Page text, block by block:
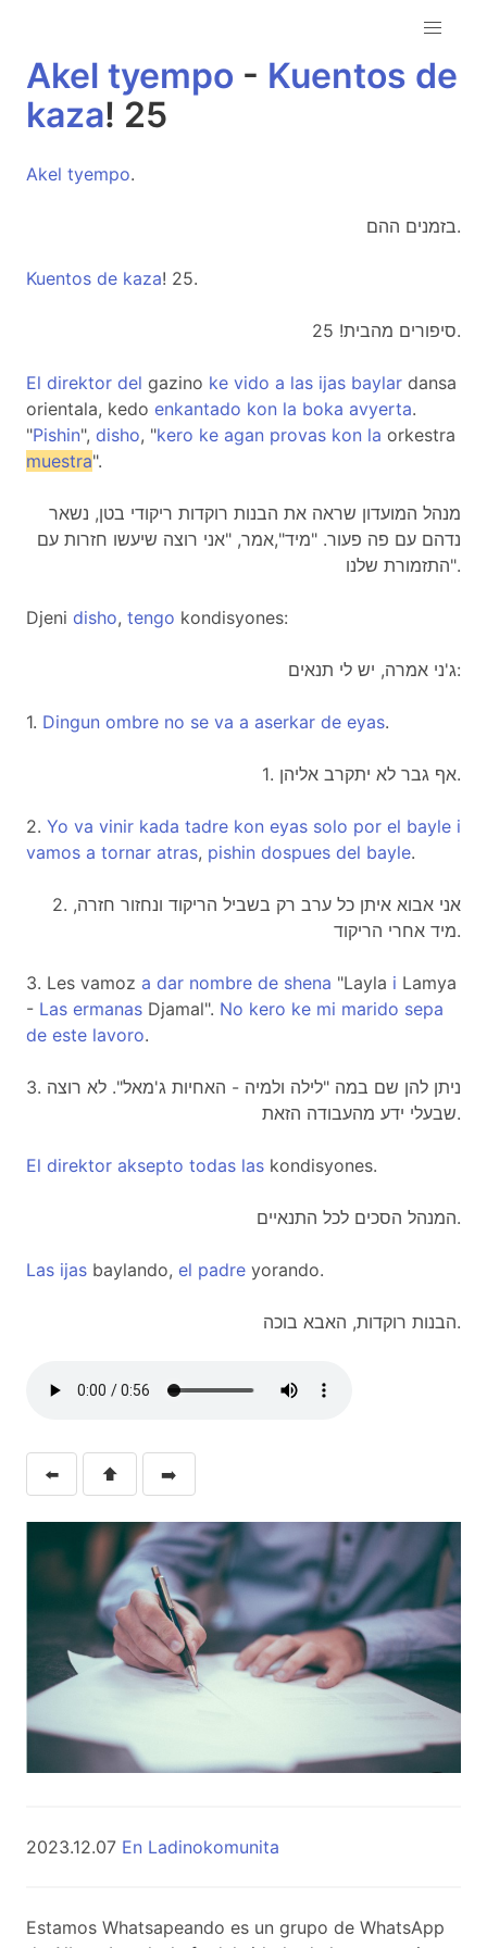
Akel tyempo - Kuentos de
kaza! 25
Akel tyempo.
בזמנים ההם.
Kuentos de kaza! 25.
סיפורים מהבית! 25.
El direktor del gazino ke vido a las ijas baylar dansa
orientala, kedo enkantado kon la boka avyerta.
"Pishin", disho, "kero ke agan provas kon la orkestra
muestra".
מנהל המועדון שראה את הבנות רוקדות ריקודי בטן, נשאר
נדהם עם פה פעור. "מיד",אמר, "אני רוצה שיעשו חזרות עם
התזמורת שלנו".
Djeni disho, tengo kondisyones:
ג'ני אמרה, יש לי תנאים:
1. Dingun ombre no se va a aserkar de eyas.
1. אף גבר לא יתקרב אליהן.
2. Yo va vinir kada tadre kon eyas solo por el bayle i
vamos a tornar atras, pishin dospues del bayle.
2. אני אבוא איתן כל ערב רק בשביל הריקוד ונחזור חזרה,
מיד אחרי הריקוד.
3. Les vamoz a dar nombre de shena "Layla i Lamya
- Las ermanas Djamal". No kero ke mi marido sepa
de este lavoro.
3. ניתן להן שם במה "לילה ולמיה - האחיות ג'מאל". לא רוצה
שבעלי ידע מהעבודה הזאת.
El direktor aksepto todas las kondisyones.
המנהל הסכים לכל התנאיים.
Las ijas baylando, el padre yorando.
הבנות רוקדות, האבא בוכה.
⬅️ ⬆️ ➡️
2023.12.07 En Ladinokomunita
Estamos Whatsapeando es un grupo de WhatsApp